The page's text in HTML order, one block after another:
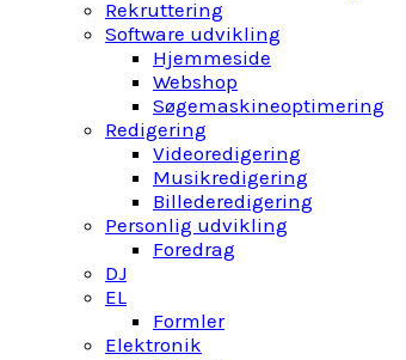
Rekruttering
Software udvikling
Hjemmeside
Webshop
Søgemaskineoptimering
Redigering
Videoredigering
Musikredigering
Billederedigering
Personlig udvikling
Foredrag
DJ
EL
Formler
Elektronik